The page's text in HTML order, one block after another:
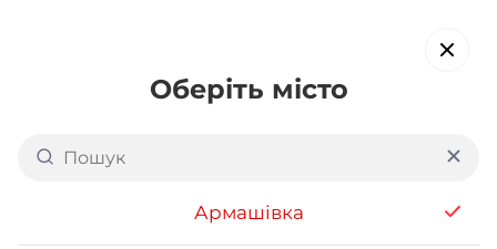
Оберіть місто
Армашівка
Личаківському районі
Львова